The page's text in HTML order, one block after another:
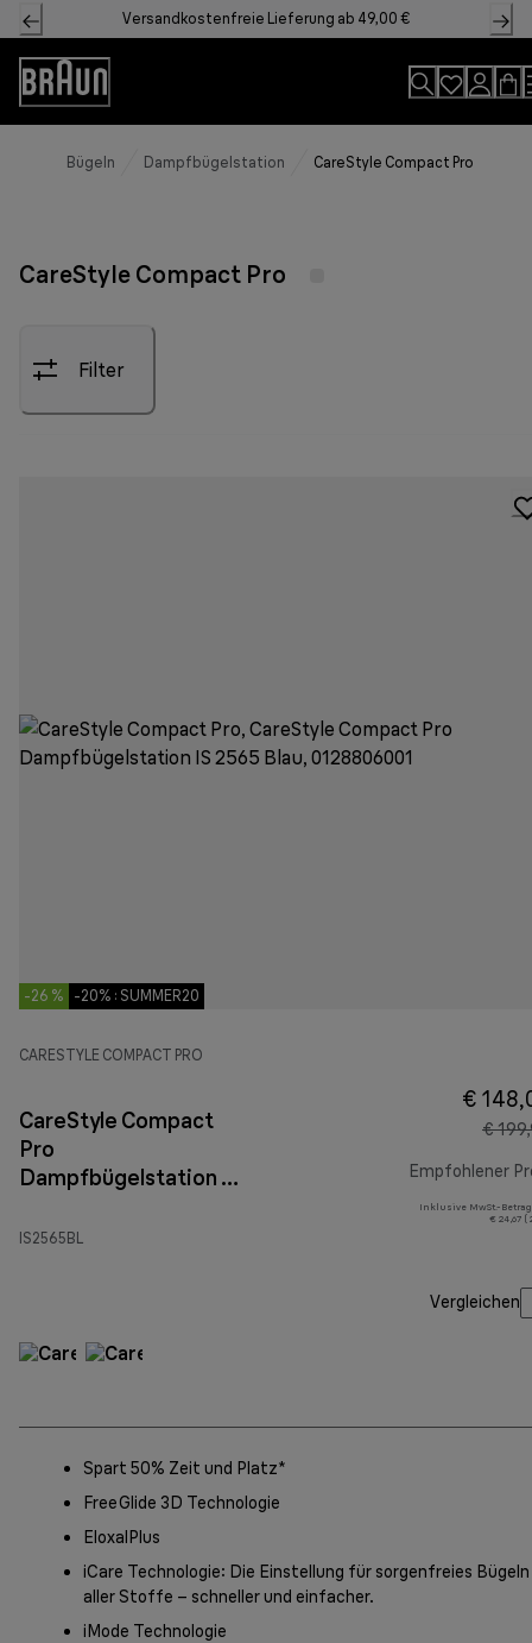
Skip
to
Content
Versandkostenfreie Lieferung ab 49,00 €
Accessibility
Statement
Bügeln Dampfbügelstation CareStyle Compact Pro
CareStyle Compact Pro
Filter
-26 % -20% : SUMMER20
CARESTYLE COMPACT PRO
CareStyle Compact
Pro
Dampfbügelstation IS
IS2565BL
€
€
Empfohlener
Inklusive MwSt.-
€ 24,67 (
Vergleichen
Spart 50% Zeit und Platz*
FreeGlide 3D Technologie
EloxalPlus
iCare Technologie: Die Einstellung für sorgenfreies Bügeln
aller Stoffe – schneller und einfacher.
iMode Technologie